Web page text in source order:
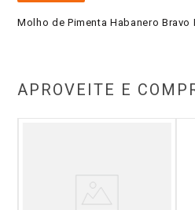
Molho de Pimenta Habanero Bravo
APROVEITE E